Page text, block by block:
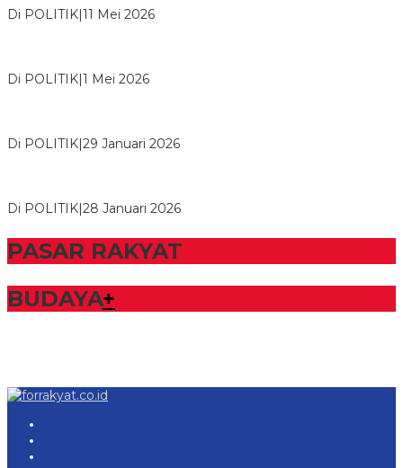
Di POLITIK 11 Mei 2026
Di POLITIK 1 Mei 2026
Di POLITIK 29 Januari 2026
Di POLITIK 28 Januari 2026
PASAR RAKYAT
BUDAYA+